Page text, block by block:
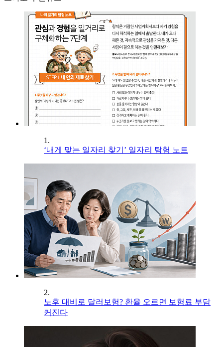
1.
‘내게 맞는 일자리 찾기’ 일자리 탐험 노트
2.
노후 대비로 달러보험? 환율 오르면 보험료 부담
커진다